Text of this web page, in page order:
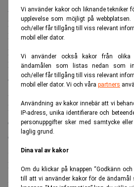
Vi använder kakor och liknande tekniker
upplevelse som möjligt på
och/eller får tillgång till viss relevant
mobil eller dator.
Vi använder också kakor från
ändamålen som listas nedan som
och/eller får tillgång till viss relevant
mobil eller dator. Vi och våra partners
Användning av kakor innebär att vi
IP-adress, unika identifierare och
personuppgifter sker med samtycke
laglig grund.
Dina val av kakor
Om du klickar på knappen “Godkänn
till att vi använder kakor för de ändamål
gynna framtida pensionärer,
pensionsålder definitivt skulle
Men framför allt missar man i
pusselbit i ett långsiktigt perspektiv
Nämligen den att många unga
om att en liten sparad slant varje
aktiefonder kan växa till ett stort
Långsiktigt sparande på börsen har
extremt god avkastning. Om vi antar
cirka 8 procent per år, kan antas
sparar 1 000 kronor av sin lön
kronor efter 30 år.
Alla har inte möjlighet att spara 1